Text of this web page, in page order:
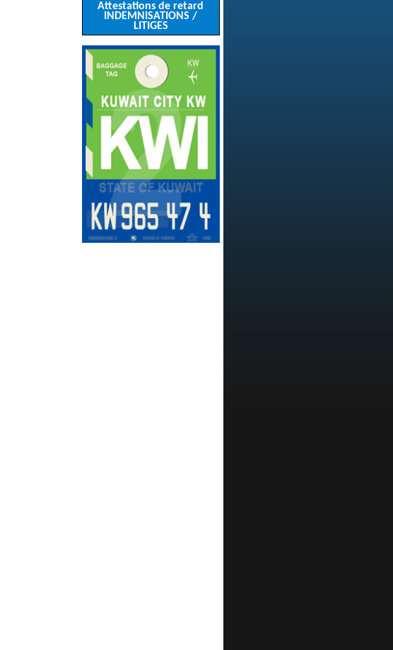
Attestations de retard
INDEMNISATIONS /
LITIGES